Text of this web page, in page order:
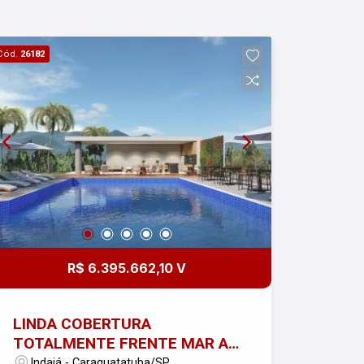
26182
R$ 6.395.662,10 V
LINDA COBERTURA
TOTALMENTE FRENTE MAR A